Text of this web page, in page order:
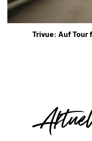
Trivue: Auf Tour